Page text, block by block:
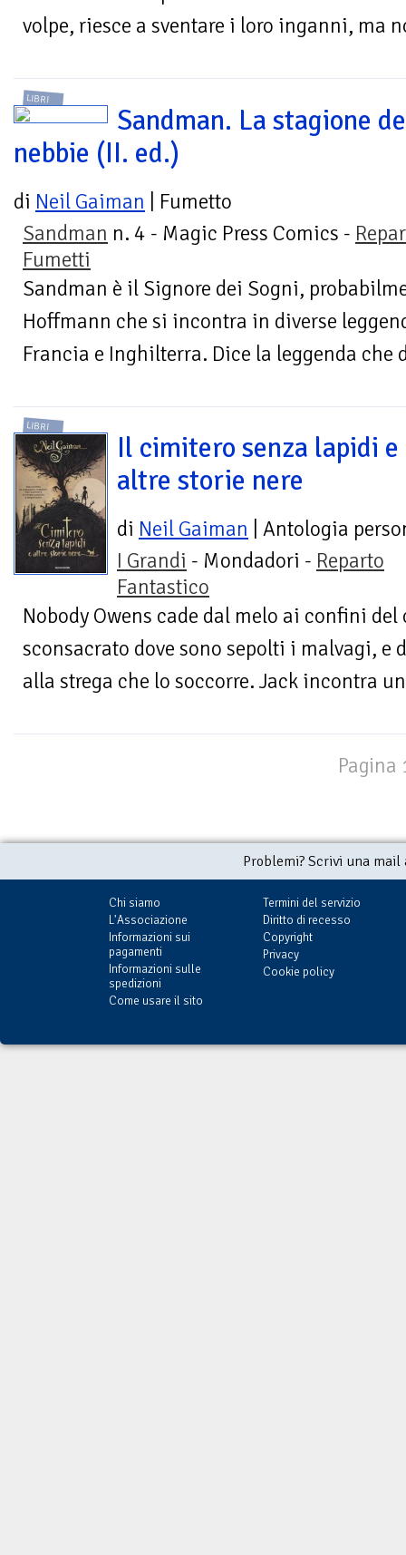
volpe, riesce a sventare i loro inganni, ma
LIBRI
Sandman. La stagione
nebbie (II. ed.)
di Neil Gaiman | Fumetto
Sandman n. 4 - Magic Press Comics -
Fumetti
Sandman è il Signore dei Sogni,
Hoffmann che si incontra in diverse
Francia e Inghilterra. Dice la leggenda che
LIBRI
Il cimitero senza lapidi e
altre storie nere
di Neil Gaiman | Antologia
I Grandi - Mondadori - Reparto
Fantastico
Nobody Owens cade dal melo ai confini
sconsacrato dove sono sepolti i malvagi, e
alla strega che lo soccorre. Jack incontra
Pagina
Problemi? Scrivi una
Chi siamo
L'Associazione
Informazioni sui
pagamenti
Informazioni sulle
spedizioni
Come usare il sito
Termini del servizio
Diritto di recesso
Copyright
Privacy
Cookie policy